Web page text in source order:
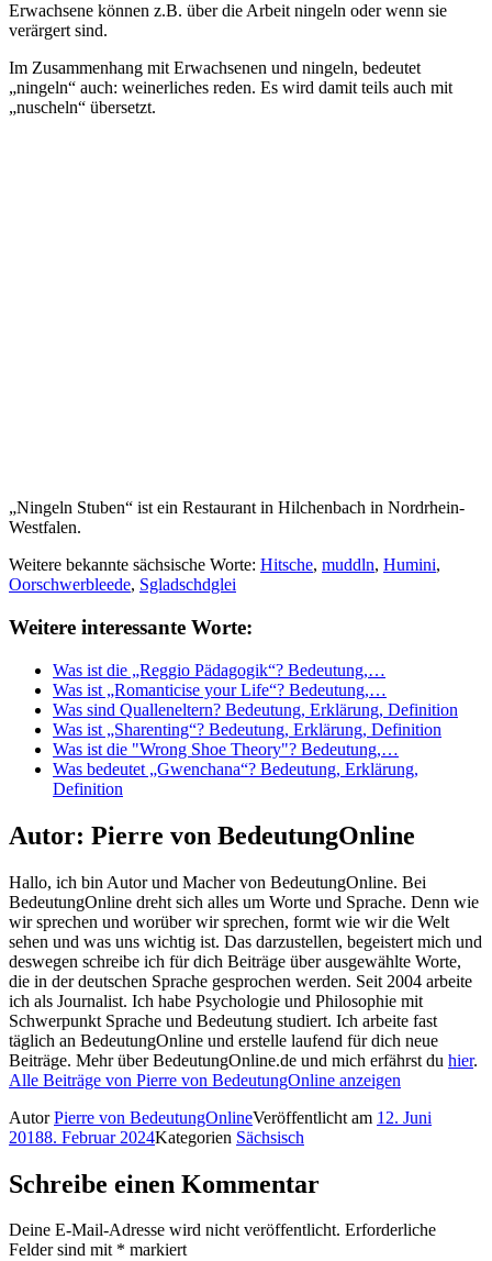
Erwachsene können z.B. über die Arbeit ningeln oder wenn sie
verärgert sind.
Im Zusammenhang mit Erwachsenen und ningeln, bedeutet
„ningeln“ auch: weinerliches reden. Es wird damit teils auch mit
„nuscheln“ übersetzt.
„Ningeln Stuben“ ist ein Restaurant in Hilchenbach in Nordrhein-
Westfalen.
Weitere bekannte sächsische Worte: Hitsche, muddln, Humini,
Oorschwerbleede, Sgladschdglei
Weitere interessante Worte:
Was ist die „Reggio Pädagogik“? Bedeutung,…
Was ist „Romanticise your Life“? Bedeutung,…
Was sind Qualleneltern? Bedeutung, Erklärung, Definition
Was ist „Sharenting“? Bedeutung, Erklärung, Definition
Was ist die "Wrong Shoe Theory"? Bedeutung,…
Was bedeutet „Gwenchana“? Bedeutung, Erklärung,
Definition
Autor: Pierre von BedeutungOnline
Hallo, ich bin Autor und Macher von BedeutungOnline. Bei
BedeutungOnline dreht sich alles um Worte und Sprache. Denn wie
wir sprechen und worüber wir sprechen, formt wie wir die Welt
sehen und was uns wichtig ist. Das darzustellen, begeistert mich und
deswegen schreibe ich für dich Beiträge über ausgewählte Worte,
die in der deutschen Sprache gesprochen werden. Seit 2004 arbeite
ich als Journalist. Ich habe Psychologie und Philosophie mit
Schwerpunkt Sprache und Bedeutung studiert. Ich arbeite fast
täglich an BedeutungOnline und erstelle laufend für dich neue
Beiträge. Mehr über BedeutungOnline.de und mich erfährst du hier.
Alle Beiträge von Pierre von BedeutungOnline anzeigen
AutorPierre von BedeutungOnlineVeröffentlicht am 12. Juni
20188. Februar 2024Kategorien Sächsisch
Schreibe einen Kommentar
Deine E-Mail-Adresse wird nicht veröffentlicht. Erforderliche
Felder sind mit * markiert